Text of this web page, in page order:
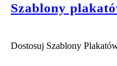
Szablony
Dostosuj Szablony